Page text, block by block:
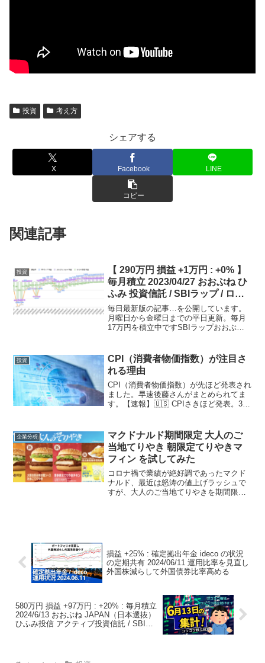
投資 考え方
シェアする
X Facebook LINE
コピー
関連記事
投資
【 290万円 損益 +1万円 : +0% 】
毎月積立 2023/04/27 おおぶね ひ
ふみ 投資信託 / SBIラップ / ロボ
ット投資 株下落を受けて信託も
下落 リセッションリスクを感じ
て現金比率は高いけど個別銘柄物
毎日最新版の記事…を公開しています。
月曜日から金曜日までの平日更新。毎月
17万円を積立中ですSBIラップおおぶね
投資の初心者むけ講座 毎月積立 ドルコス
ト平均...
投資
CPI（消費者物価指数）が注目さ
れる理由
CPI（消費者物価指数）が先ほど発表され
ました。早速後藤さんがまとめられてま
す。【速報】🇺🇸 CPIさきほど発表。3月
でした。発表直後に米国株は上昇してい
ますこのあ...
企業分析
マクドナルド期間限定 大人のご
当地てりやき 朝限定てりやきマ
フィン を試してみた
コロナ禍で業績が絶好調であったマクド
ナルド、最近は怒涛の値上げラッシュで
すが、大人のご当地てりやきを期間限定
損益 +25% : 確定拠出年金 ideco の状況
の定期共有 2024/06/11 運用比率を見直し
外国株減らして外国債券比率高める
580万円 損益 +97万円 : +20% : 毎月積立
2024/6/13 おおぶね JAPAN（日本選抜）
ひふみ投信 アクティブ投資信託 / SBIラ